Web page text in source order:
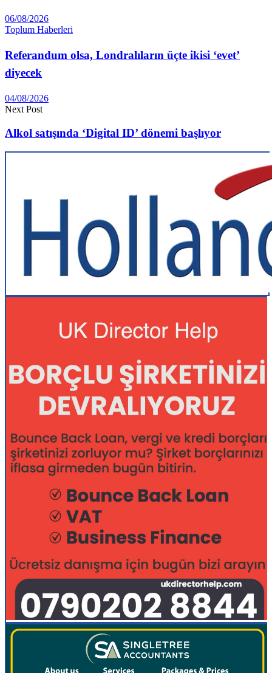
06/08/2026
Toplum Haberleri
Referandum olsa, Londralıların üçte ikisi ‘evet’
diyecek
04/08/2026
Next Post
Alkol satışında ‘Digital ID’ dönemi başlıyor